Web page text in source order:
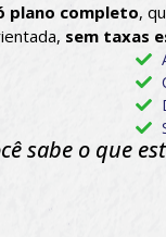
plano completo,
sem taxas
sabe o que